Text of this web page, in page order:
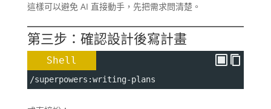
這樣可以避免 AI 直接動手，先把需求問清楚。
第三步：確認設計後寫計畫
Shell
/superpowers:writing-plans